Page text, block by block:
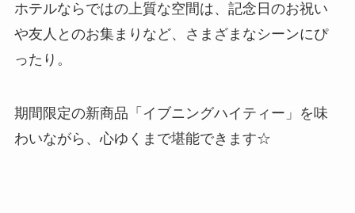
ホテルならではの上質な空間は、記念日のお祝い
や友人とのお集まりなど、さまざまなシーンにぴ
ったり。
期間限定の新商品「イブニングハイティー」を味
わいながら、心ゆくまで堪能できます☆